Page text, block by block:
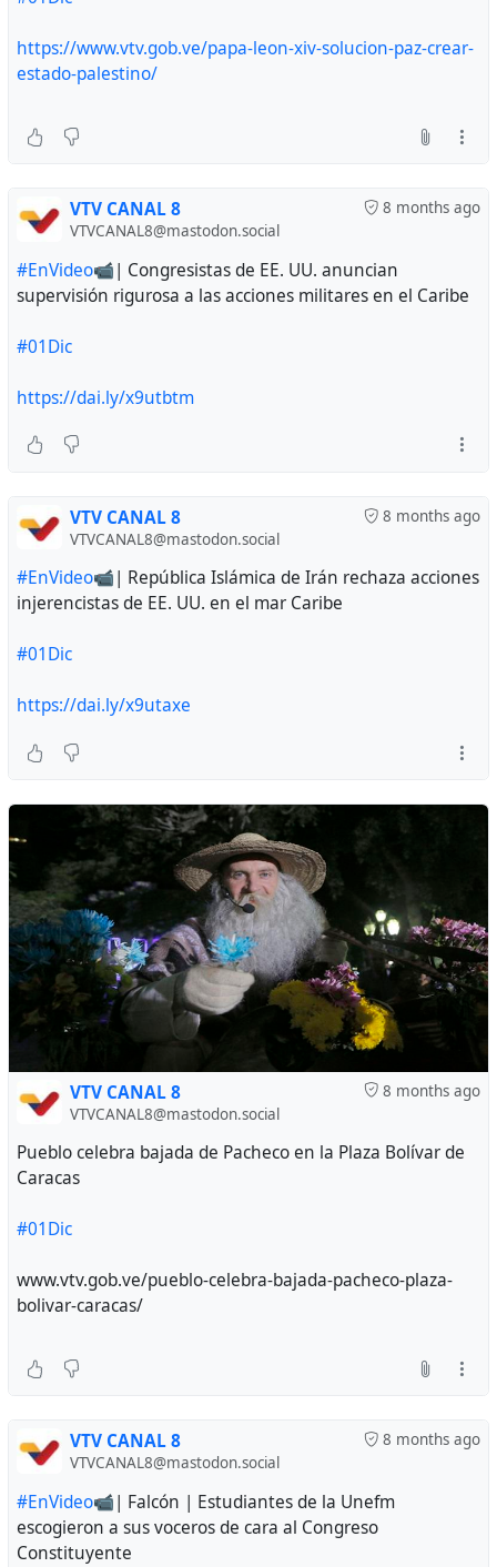
https://www.vtv.gob.ve/papa-leon-xiv-solucion-paz-crear-
estado-palestino/
8 months ago
VTV CANAL 8
VTVCANAL8@mastodon.social
#EnVideo📹| Congresistas de EE. UU. anuncian
supervisión rigurosa a las acciones militares en el Caribe
#01Dic
https://dai.ly/x9utbtm
8 months ago
VTV CANAL 8
VTVCANAL8@mastodon.social
#EnVideo📹| República Islámica de Irán rechaza acciones
injerencistas de EE. UU. en el mar Caribe
#01Dic
https://dai.ly/x9utaxe
8 months ago
VTV CANAL 8
VTVCANAL8@mastodon.social
Pueblo celebra bajada de Pacheco en la Plaza Bolívar de
Caracas
#01Dic
www.vtv.gob.ve/pueblo-celebra-bajada-pacheco-plaza-
bolivar-caracas/
8 months ago
VTV CANAL 8
VTVCANAL8@mastodon.social
#EnVideo📹| Falcón | Estudiantes de la Unefm
escogieron a sus voceros de cara al Congreso
Constituyente